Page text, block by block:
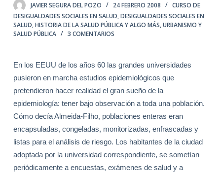
JAVIER SEGURA DEL POZO 24 FEBRERO 2008
CURSO DE
DESIGUALDADES SOCIALES EN SALUD,DESIGUALDADES SOCIALES EN
SALUD,HISTORIA DE LA SALUD PÚBLICA Y ALGO MÁS,URBANISMO Y
SALUD PÚBLICA
3 COMENTARIOS
En los EEUU de los años 60 las grandes universidades
pusieron en marcha estudios epidemiológicos que
pretendieron hacer realidad el gran sueño de la
epidemiología: tener bajo observación a toda una población.
Cómo decía Almeida-Filho, poblaciones enteras eran
encapsuladas, congeladas, monitorizadas, enfrascadas y
listas para el análisis de riesgo. Los habitantes de la ciudad
adoptada por la universidad correspondiente, se sometían
periódicamente a encuestas, exámenes de salud y a